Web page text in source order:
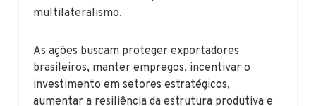
multilateralismo.
As ações buscam proteger exportadores
brasileiros, manter empregos, incentivar o
investimento em setores estratégicos,
aumentar a resiliência da estrutura produtiva e